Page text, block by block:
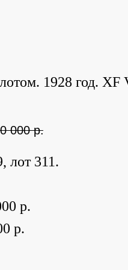
1928 год. XF
000 р.
лот 311.
р.
р.